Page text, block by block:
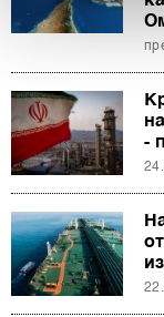
Заедничките
d.o.o. и
обработуваме
нашата
други слични
повторно да ги
деталите“.
ја повлечете
-